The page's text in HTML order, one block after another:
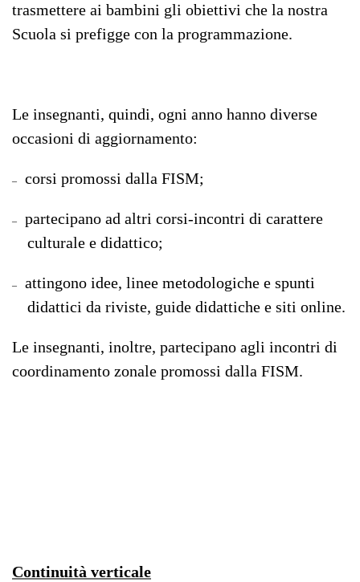
trasmettere ai bambini gli obiettivi che la nostra
Scuola si prefigge con la programmazione.
Le insegnanti, quindi, ogni anno hanno diverse
occasioni di aggiornamento:
– corsi promossi dalla FISM;
–
partecipano ad altri corsi-incontri di carattere
culturale e didattico;
–
attingono idee, linee metodologiche e spunti
didattici da riviste, guide didattiche e siti online.
Le insegnanti, inoltre, partecipano agli incontri di
coordinamento zonale promossi dalla FISM.
Continuità verticale